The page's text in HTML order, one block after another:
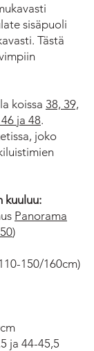
sisäpuoli
Tästä
koissa 38, 39,
ja 48.
joko
kuuluu:
Panorama
)
150/160cm)
ja 44-45,5